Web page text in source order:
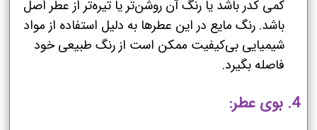
کمی کدر باشد یا رنگ آن روشن‌تر یا تیره‌تر از عطر اصل
باشد. رنگ مایع در این عطرها به دلیل استفاده از مواد
شیمیایی بی‌کیفیت ممکن است از رنگ طبیعی خود
فاصله بگیرد.
4. بوی عطر: